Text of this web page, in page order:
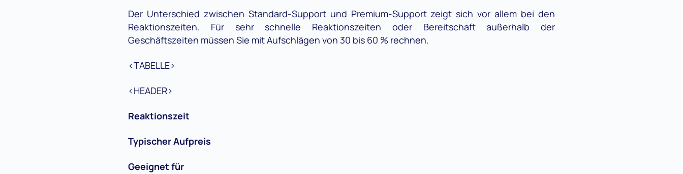
Der Unterschied zwischen Standard-Support und Premium-Support zeigt sich vor allem bei den
Reaktionszeiten. Für sehr schnelle Reaktionszeiten oder Bereitschaft außerhalb der
Geschäftszeiten müssen Sie mit Aufschlägen von 30 bis 60 % rechnen.
<TABELLE>
<HEADER>
Reaktionszeit
Typischer Aufpreis
Geeignet für